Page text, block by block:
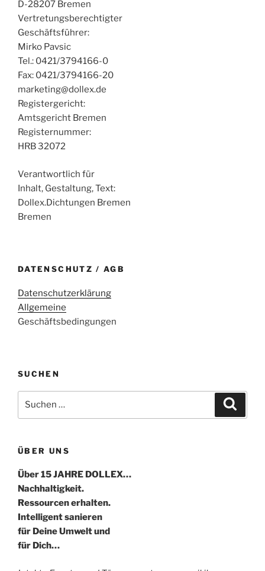
D-28207 Bremen
Vertretungsberechtigter
Geschäftsführer:
Mirko Pavsic
Tel.: 0421/3794166-0
Fax: 0421/3794166-20
marketing@dollex.de
Registergericht:
Amtsgericht Bremen
Registernummer:
HRB 32072
Verantwortlich für
Inhalt, Gestaltung, Text:
Dollex.Dichtungen Bremen
Bremen
DATENSCHUTZ / AGB
Datenschutzerklärung
Allgemeine
Geschäftsbedingungen
SUCHEN
nach:
ÜBER UNS
Über 15 JAHRE DOLLEX…
Nachhaltigkeit.
Ressourcen erhalten.
Intelligent sanieren
für Deine Umwelt und
für Dich…